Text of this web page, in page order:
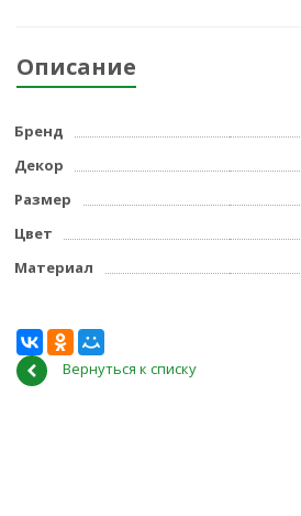
Описание
Бренд
Декор
Размер
Цвет
Материал
Вернуться к списку